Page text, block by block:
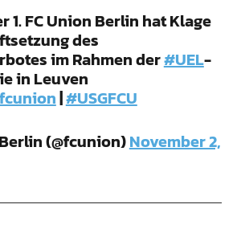
1. FC Union Berlin hat Klage
des
im Rahmen der#UEL-
in Leuven
|#USGFCU
(@fcunion)November 2,